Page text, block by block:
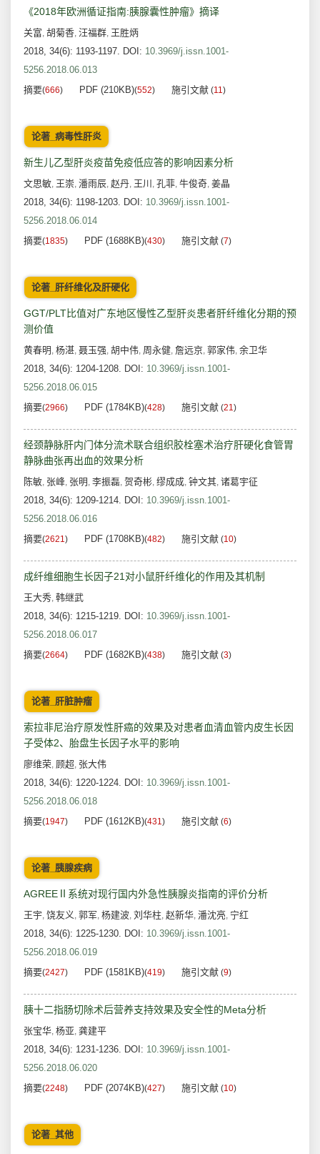
《2018年欧洲循证指南:胰腺囊性肿瘤》摘译
关富, 胡菊香, 汪福群, 王胜炳
2018, 34(6): 1193-1197. DOI: 10.3969/j.issn.1001-
5256.2018.06.013
摘要(666) PDF (210KB)(552) 施引文献 (11)
论著_病毒性肝炎
新生儿乙型肝炎疫苗免疫低应答的影响因素分析
文思敏, 王崇, 潘雨辰, 赵丹, 王川 , 孔菲, 牛俊奇, 姜晶
2018, 34(6): 1198-1203. DOI: 10.3969/j.issn.1001-
5256.2018.06.014
摘要(1835) PDF (1688KB)(430) 施引文献 (7)
论著_肝纤维化及肝硬化
GGT/PLT比值对广东地区慢性乙型肝炎患者肝纤维化分期的预
测价值
黄春明 , 杨湛, 聂玉强, 胡中伟, 周永健, 詹远京, 郭家伟, 余卫华
2018, 34(6): 1204-1208. DOI: 10.3969/j.issn.1001-
5256.2018.06.015
摘要(2966) PDF (1784KB)(428) 施引文献 (21)
经颈静脉肝内门体分流术联合组织胶栓塞术治疗肝硬化食管胃
静脉曲张再出血的效果分析
陈敏, 张峰, 张明 , 李振磊, 贺奇彬, 缪成成, 钟文其, 诸葛宇征
2018, 34(6): 1209-1214. DOI: 10.3969/j.issn.1001-
5256.2018.06.016
摘要(2621) PDF (1708KB)(482) 施引文献 (10)
成纤维细胞生长因子21对小鼠肝纤维化的作用及其机制
王大秀, 韩继武
2018, 34(6): 1215-1219. DOI: 10.3969/j.issn.1001-
5256.2018.06.017
摘要(2664) PDF (1682KB)(438) 施引文献 (3)
论著_肝脏肿瘤
索拉非尼治疗原发性肝癌的效果及对患者血清血管内皮生长因
子受体2、胎盘生长因子水平的影响
廖维荣, 顾超, 张大伟
2018, 34(6): 1220-1224. DOI: 10.3969/j.issn.1001-
5256.2018.06.018
摘要(1947) PDF (1612KB)(431) 施引文献 (6)
论著_胰腺疾病
AGREEⅡ系统对现行国内外急性胰腺炎指南的评价分析
王宇, 饶友义, 郭军, 杨建波, 刘华柱, 赵新华, 潘沈亮, 宁红
2018, 34(6): 1225-1230. DOI: 10.3969/j.issn.1001-
5256.2018.06.019
摘要(2427) PDF (1581KB)(419) 施引文献 (9)
胰十二指肠切除术后营养支持效果及安全性的Meta分析
张宝华, 杨亚, 龚建平
2018, 34(6): 1231-1236. DOI: 10.3969/j.issn.1001-
5256.2018.06.020
摘要(2248) PDF (2074KB)(427) 施引文献 (10)
论著_其他